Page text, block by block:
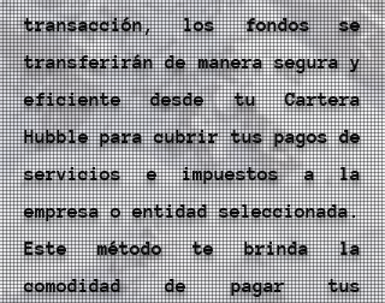
transacción, los fondos se
transferirán de manera segura y
eficiente desde tu Cartera
Hubble para cubrir tus pagos de
servicios e impuestos a la
empresa o entidad seleccionada.
Este método te brinda la
comodidad de pagar tus